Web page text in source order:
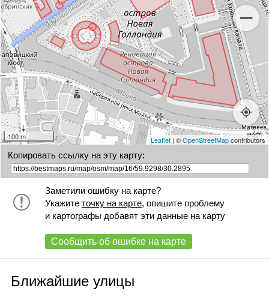
100 m Leaflet| ©OpenStreetMapcontributors
Копировать ссылку на эту карту:
Заметили ошибку на карте?
Укажите точку на карте, опишите проблему
и картографы добавят эти данные на карту
Сообщить об ошибке на карте
Ближайшие улицы